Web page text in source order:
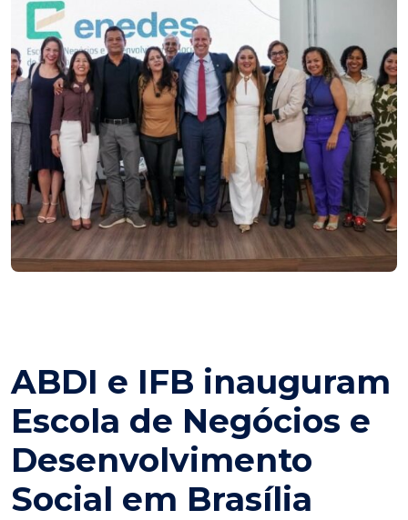
ABDI e IFB inauguram
Escola de Negócios e
Desenvolvimento
Social em Brasília